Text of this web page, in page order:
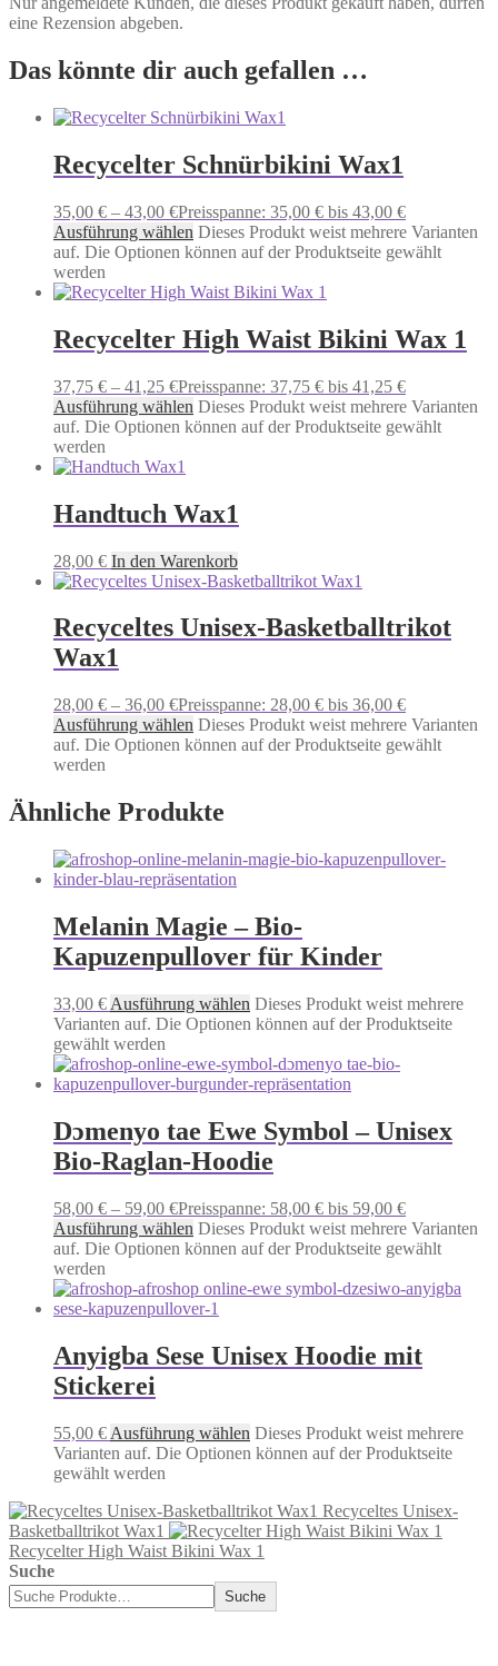
eine Rezension abgeben.
Das könnte dir auch gefallen …
Recycelter Schnürbikini Wax1
35,00 € – 43,00 €Preisspanne: 35,00 € bis 43,00 €
Ausführung wählen Dieses Produkt weist mehrere Varianten
auf. Die Optionen können auf der Produktseite gewählt
werden
Recycelter High Waist Bikini Wax 1
37,75 € – 41,25 €Preisspanne: 37,75 € bis 41,25 €
Ausführung wählen Dieses Produkt weist mehrere Varianten
auf. Die Optionen können auf der Produktseite gewählt
werden
Handtuch Wax1
28,00 € In den Warenkorb
Recyceltes Unisex-Basketballtrikot
Wax1
28,00 € – 36,00 €Preisspanne: 28,00 € bis 36,00 €
Ausführung wählen Dieses Produkt weist mehrere Varianten
auf. Die Optionen können auf der Produktseite gewählt
werden
Ähnliche Produkte
Melanin Magie – Bio-
Kapuzenpullover für Kinder
33,00 € Ausführung wählen Dieses Produkt weist mehrere
Varianten auf. Die Optionen können auf der Produktseite
gewählt werden
Dɔmenyo tae Ewe Symbol – Unisex
Bio-Raglan-Hoodie
58,00 € – 59,00 €Preisspanne: 58,00 € bis 59,00 €
Ausführung wählen Dieses Produkt weist mehrere Varianten
auf. Die Optionen können auf der Produktseite gewählt
werden
Anyigba Sese Unisex Hoodie mit
Stickerei
55,00 € Ausführung wählen Dieses Produkt weist mehrere
Varianten auf. Die Optionen können auf der Produktseite
gewählt werden
Recyceltes Unisex-
Basketballtrikot Wax1
Recycelter High Waist Bikini Wax 1
Suche
Suche